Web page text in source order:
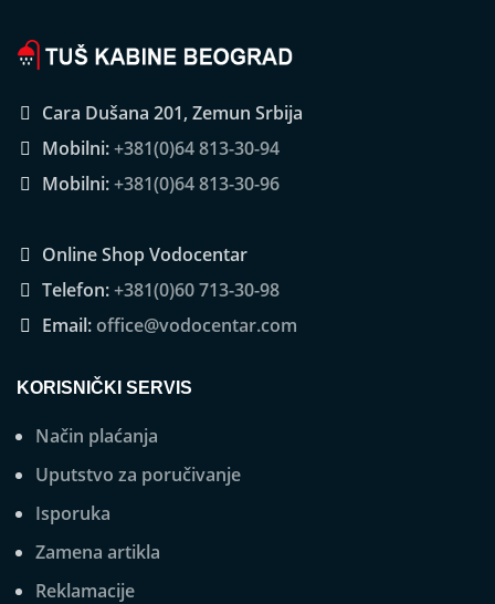
Cara Dušana 201, Zemun Srbija
Mobilni:+381(0)64 813-30-94
Mobilni:+381(0)64 813-30-96
Online Shop Vodocentar
Telefon:+381(0)60 713-30-98
Email:office@vodocentar.com
KORISNIČKI SERVIS
Način plaćanja
Uputstvo za poručivanje
Isporuka
Zamena artikla
Reklamacije